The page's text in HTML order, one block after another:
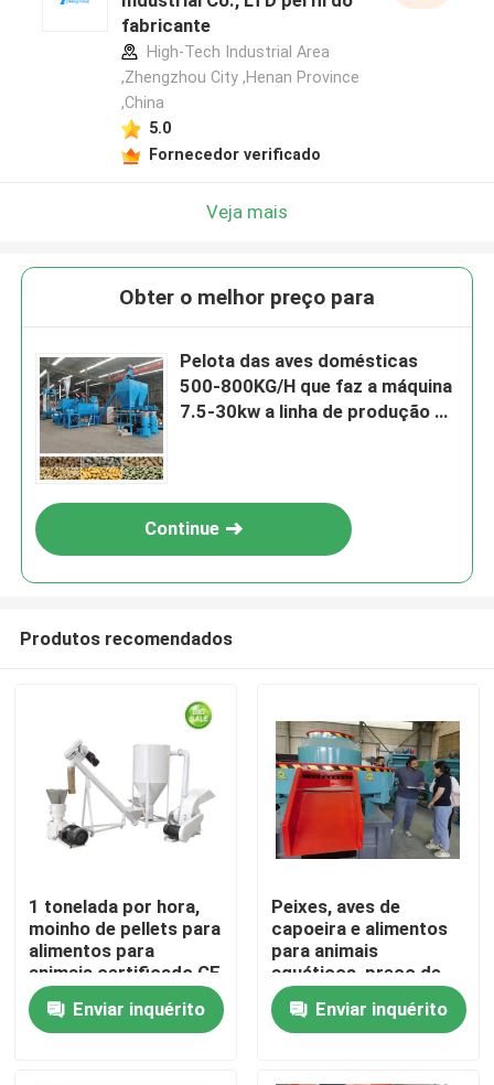
Casa
Produtos
fabricante
High-Tech Industrial Area
,Zhengzhou City ,Henan Province
,China
5.0
Fornecedor verificado
Veja mais
Obter o melhor preço para
Pelota das aves domésticas
500-800KG/H que faz a máquina
7.5-30kw a linha de produção da
Continue
Produtos recomendados
1 tonelada por hora,
moinho de pellets para
alimentos para
animais certificado CE
para produção de
alimentos para
animais de criação de
Enviar inquérito
Peixes, aves de
capoeira e alimentos
para animais
aquáticos, preço de
fábrica máquina de
pellets flutuantes para
alimentação de peixes,
Enviar inquérito